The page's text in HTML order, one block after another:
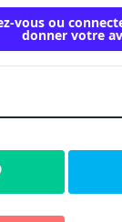
vous ou
donner votre